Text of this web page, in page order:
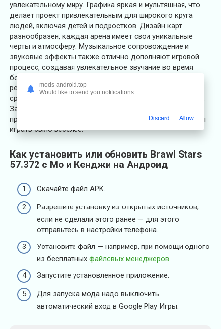
увлекательному миру. Графика яркая и мультяшная, что
делает проект привлекательным для широкого круга
людей, включая детей и подростков. Дизайн карт
разнообразен, каждая арена имеет свои уникальные
черты и атмосферу. Музыкальное сопровождение и
звуковые эффекты также отлично дополняют игровой
процесс, создавая увлекательное звучание во время
боев. При этом, авторы не забывают дополнять мир
режимами. Предстоит объединяться в команды,
сражаться, собирать кристаллы, изучать новых игроков.
За выполненные задания можно получать награды и
прокачиваться. В целом, в этом мире имеется все, чтобы
играть было веселее.
Как установить или обновить Brawl Stars
57.372 с Мо и Кенджи на Андроид
Скачайте файл APK.
Разрешите установку из открытых источников,
если не сделали этого ранее — для этого
отправьтесь в настройки телефона.
Установите файл — например, при помощи одного
из бесплатных файловых менеджеров.
Запустите установленное приложение.
Для запуска мода надо выключить
автоматический вход в Google Play Игры.
mods-android.top
Would like to send you notifications
Discard Allow